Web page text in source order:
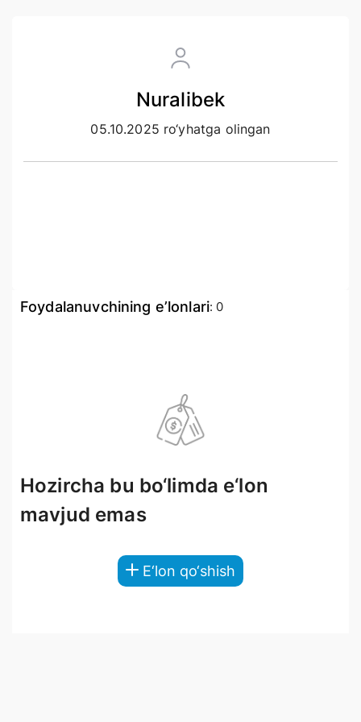
Nuralibek
05.10.2025 ro‘yhatga olingan
Foydalanuvchining e’lonlari: 0
Hozircha bu bo‘limda e‘lon
mavjud emas
E‘lon qo‘shish